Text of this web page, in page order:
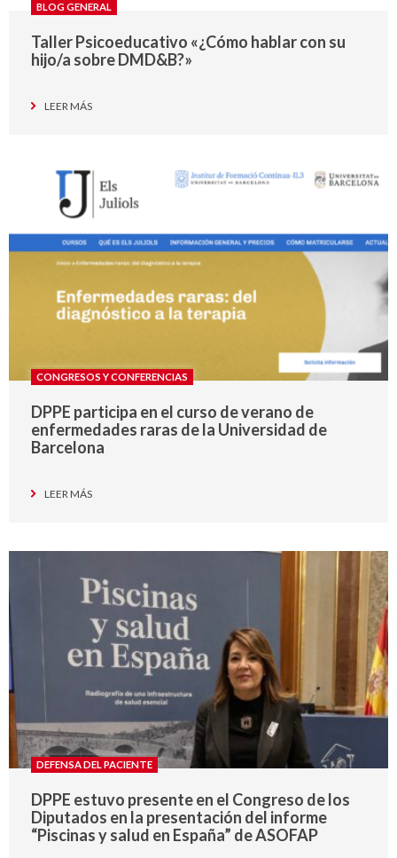
BLOG GENERAL
Taller Psicoeducativo «¿Cómo hablar con su
hijo/a sobre DMD&B?»
LEER MÁS
CONGRESOS Y CONFERENCIAS
DPPE participa en el curso de verano de
enfermedades raras de la Universidad de
Barcelona
LEER MÁS
DEFENSA DEL PACIENTE
DPPE estuvo presente en el Congreso de los
Diputados en la presentación del informe
“Piscinas y salud en España” de ASOFAP